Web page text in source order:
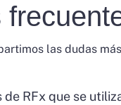
las dudas
RFx que se